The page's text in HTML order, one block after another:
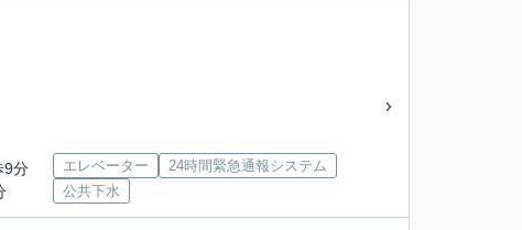
9分
エレベーター
24時間緊急通報システム
公共下水